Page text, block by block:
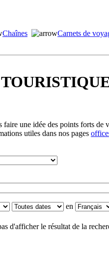
Chaînes Carnets de
une idée des points forts
utiles dans nos pages
en
d'afficher le résultat de la